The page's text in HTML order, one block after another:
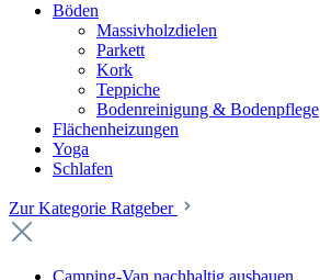
Böden
Massivholzdielen
Parkett
Kork
Teppiche
Bodenreinigung & Bodenpflege
Flächenheizungen
Yoga
Schlafen
Zur Kategorie Ratgeber
Camping-Van nachhaltig ausbauen